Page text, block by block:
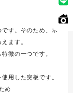
す。そのため、木
ます。
徴の一つです。
用した突板です。
め